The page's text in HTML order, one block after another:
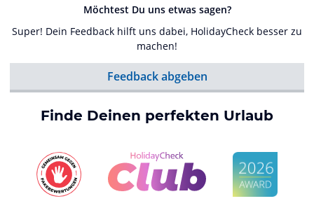
Möchtest Du uns etwas sagen?
Super! Dein Feedback hilft uns dabei, HolidayCheck besser zu
machen!
Feedback abgeben
Finde Deinen perfekten Urlaub